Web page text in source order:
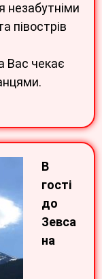
незабутніми
півострів
Вас чекає
В
гості
до
Зевса
на